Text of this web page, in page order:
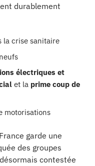
durablement
la crise sanitaire
électriques et
et la prime coup de
motorisations
garde une
des groupes
contestée